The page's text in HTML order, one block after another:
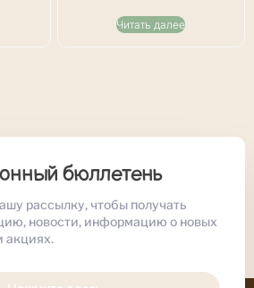
Читать далее
бюллетень
рассылку, чтобы получать
новости, информацию о новых
акциях.